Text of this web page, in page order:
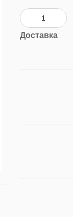
Доставка